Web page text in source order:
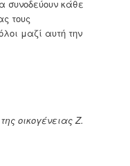
συνοδεύουν κάθε
τους
μαζί αυτή την
οικογένειας Ζ.